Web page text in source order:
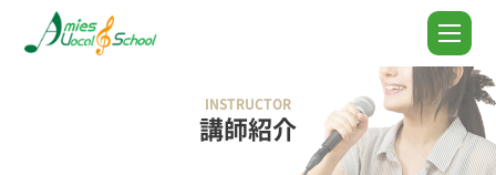
INSTRUCTOR
講師紹介